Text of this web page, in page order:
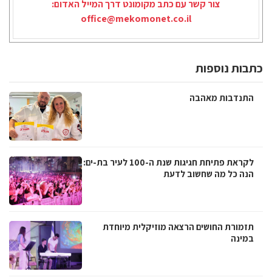
צור קשר עם כתב מקומונט דרך המייל האדום:
office@mekomonet.co.il
כתבות נוספות
התנדבות מאהבה
לקראת פתיחת חגיגות שנת ה-100 לעיר בת-ים:
הנה כל מה שחשוב לדעת
תזמורת החושים הרצאה מוזיקלית מיוחדת
במינה